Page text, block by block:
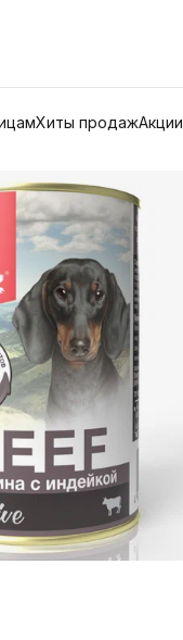
Хиты продажАкции